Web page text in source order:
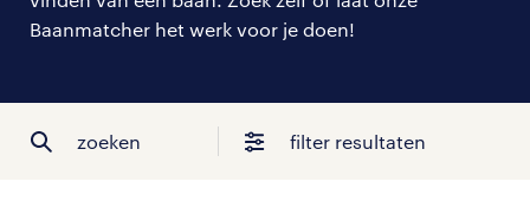
over randstad
Baanmatcher het werk voor je doen!
zoeken filter resultaten